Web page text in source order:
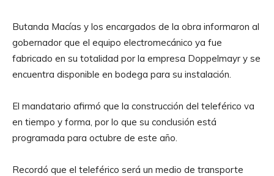
Butanda Macías y los encargados de la obra informaron al
gobernador que el equipo electromecánico ya fue
fabricado en su totalidad por la empresa Doppelmayr y se
encuentra disponible en bodega para su instalación.
El mandatario afirmó que la construcción del teleférico va
en tiempo y forma, por lo que su conclusión está
programada para octubre de este año.
Recordó que el teleférico será un medio de transporte